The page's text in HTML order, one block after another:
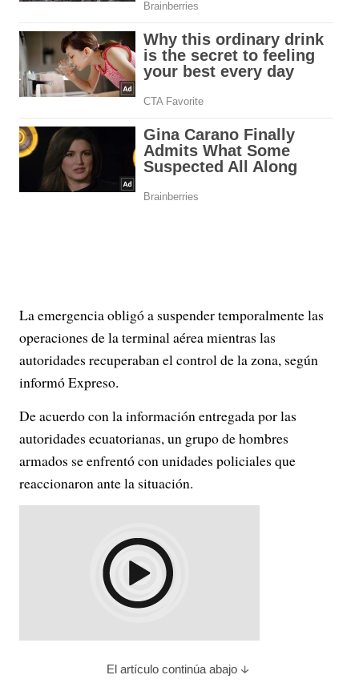
La emergencia obligó a suspender temporalmente las
operaciones de la terminal aérea mientras las
autoridades recuperaban el control de la zona, según
informó Expreso.
De acuerdo con la información entregada por las
autoridades ecuatorianas, un grupo de hombres
armados se enfrentó con unidades policiales que
reaccionaron ante la situación.
El artículo continúa abajo